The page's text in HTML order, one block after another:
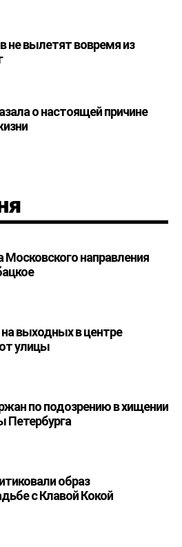
не вылетят вовремя из
о настоящей причине
направления
выходных в центре
улицы
по подозрению в хищении
Петербурга
образ
с Клавой Кокой